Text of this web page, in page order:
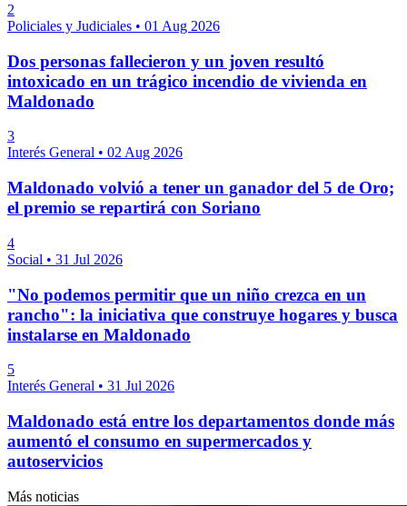
2
Policiales y Judiciales • 01 Aug 2026
Dos personas fallecieron y un joven resultó
intoxicado en un trágico incendio de vivienda en
Maldonado
3
Interés General • 02 Aug 2026
Maldonado volvió a tener un ganador del 5 de Oro;
el premio se repartirá con Soriano
4
Social • 31 Jul 2026
"No podemos permitir que un niño crezca en un
rancho": la iniciativa que construye hogares y busca
instalarse en Maldonado
5
Interés General • 31 Jul 2026
Maldonado está entre los departamentos donde más
aumentó el consumo en supermercados y
autoservicios
Más noticias